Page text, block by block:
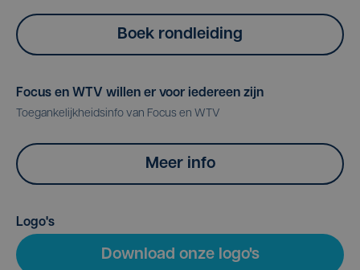
Boek rondleiding
Focus en WTV willen er voor iedereen zijn
Toegankelijkheidsinfo van Focus en WTV
Meer info
Logo's
Download onze logo's